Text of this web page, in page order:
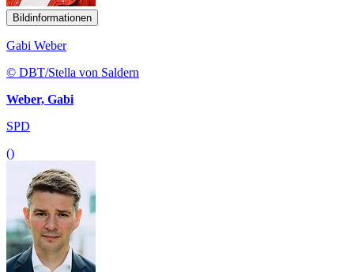
Bildinformationen
Gabi Weber
© DBT/Stella von Saldern
Weber, Gabi
SPD
()